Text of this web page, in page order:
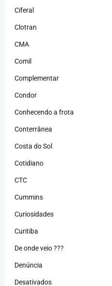
Ciferal
Clotran
CMA
Comil
Complementar
Condor
Conhecendo a frota
Conterrânea
Costa do Sol
Cotidiano
CTC
Cummins
Curiosidades
Curitiba
De onde veio ???
Denúncia
Desativados